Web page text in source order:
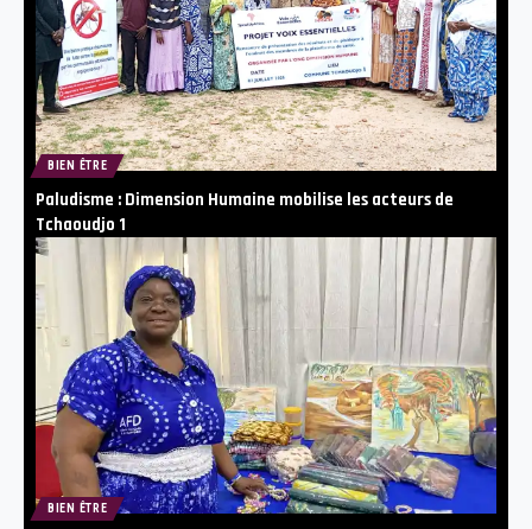
BIEN ÊTRE
Paludisme : Dimension Humaine mobilise les acteurs de
Tchaoudjo 1
BIEN ÊTRE